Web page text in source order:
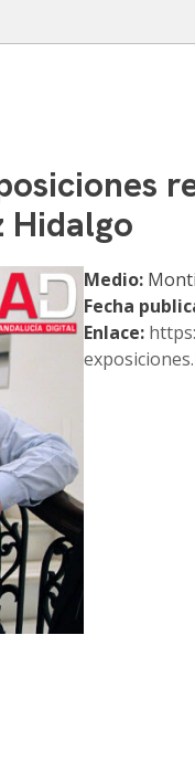
Hidalgo
Medio:
Fecha
Enlace: